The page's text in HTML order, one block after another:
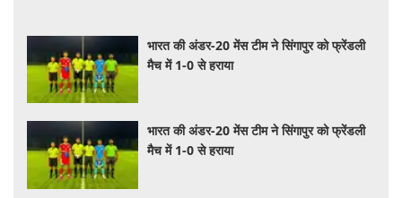
भारत की अंडर-20 मेंस टीम ने सिंगापुर को फ्रेंडली
मैच में 1-0 से हराया
भारत की अंडर-20 मेंस टीम ने सिंगापुर को फ्रेंडली
मैच में 1-0 से हराया